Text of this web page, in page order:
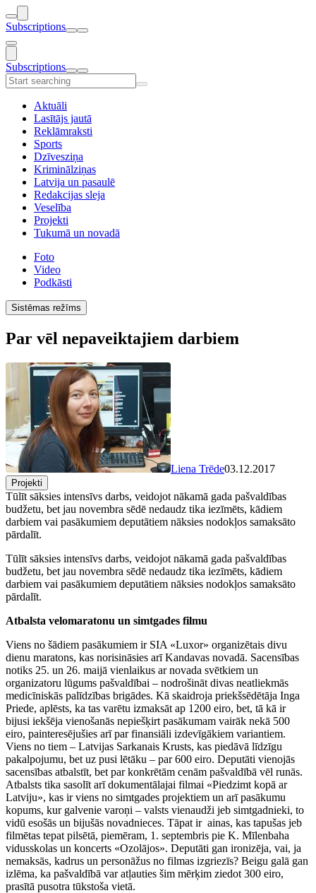
Subscriptions
Subscriptions
Aktuāli
Lasītājs jautā
Reklāmraksti
Sports
Dzīvesziņa
Kriminālziņas
Latvija un pasaulē
Redakcijas sleja
Veselība
Projekti
Tukumā un novadā
Foto
Video
Podkāsti
Sistēmas režīms
Par vēl nepaveiktajiem darbiem
Liena Trēde03.12.2017
Projekti
Tūlīt sāksies intensīvs darbs, veidojot nākamā gada pašvaldības
budžetu, bet jau novembra sēdē nedaudz tika iezīmēts, kādiem
darbiem vai pasākumiem deputātiem nāksies nodokļos samaksāto
pārdalīt.
Tūlīt sāksies intensīvs darbs, veidojot nākamā gada pašvaldības
budžetu, bet jau novembra sēdē nedaudz tika iezīmēts, kādiem
darbiem vai pasākumiem deputātiem nāksies nodokļos samaksāto
pārdalīt.
Atbalsta velomaratonu un simtgades filmu
Viens no šādiem pasākumiem ir SIA «Luxor» organizētais divu
dienu maratons, kas norisināsies arī Kandavas novadā. Sacensības
notiks 25. un 26. maijā vienlaikus ar novada svētkiem un
organizatoru lūgums pašvaldībai – nodrošināt divas neatliekmās
medicīniskās palīdzības brigādes. Kā skaidroja priekšsēdētāja Inga
Priede, aplēsts, ka tas varētu izmaksāt ap 1200 eiro, bet, tā kā ir
bijusi iekšēja vienošanās nepiešķirt pasākumam vairāk nekā 500
eiro, painteresējušies arī par finansiāli izdevīgākiem variantiem.
Viens no tiem – Latvijas Sarkanais Krusts, kas piedāvā līdzīgu
pakalpojumu, bet uz pusi lētāku – par 600 eiro. Deputāti vienojās
sacensības atbalstīt, bet par konkrētām cenām pašvaldībā vēl runās.
Atbalsts tika sasolīt arī dokumentālajai filmai «Piedzimt kopā ar
Latviju», kas ir viens no simtgades projektiem un arī pasākumu
kopums, kur galvenie varoņi – valsts vienaudži jeb simtgadnieki, to
vidū esošās un bijušās novadnieces. Tāpat ir ainas, kas tapušas jeb
filmētas tepat pilsētā, piemēram, 1. septembris pie K. Mīlenbaha
vidusskolas un koncerts «Ozolājos». Deputāti gan ironizēja, vai, ja
nemaksās, kadrus un personāžus no filmas izgriezīs? Beigu galā gan
izlēma, ka pašvaldībā var atļauties šim mērķim ziedot 300 eiro,
prasītā pusotra tūkstoša vietā.